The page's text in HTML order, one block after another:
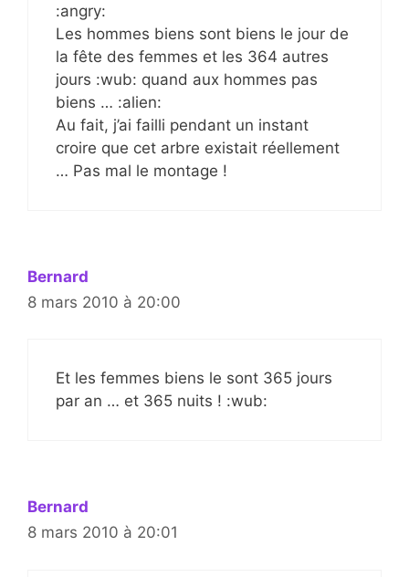
:angry:
Les hommes biens sont biens le jour de
la fête des femmes et les 364 autres
jours :wub: quand aux hommes pas
biens … :alien:
Au fait, j’ai failli pendant un instant
croire que cet arbre existait réellement
… Pas mal le montage !
Bernard
8 mars 2010 à 20:00
Et les femmes biens le sont 365 jours
par an … et 365 nuits ! :wub:
Bernard
8 mars 2010 à 20:01